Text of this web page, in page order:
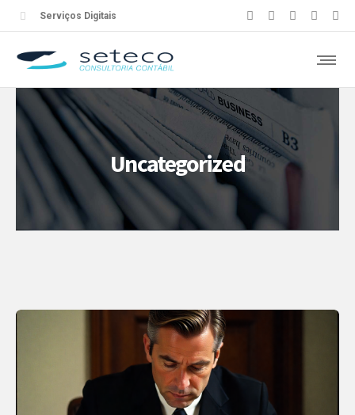
Serviços Digitais
Uncategorized